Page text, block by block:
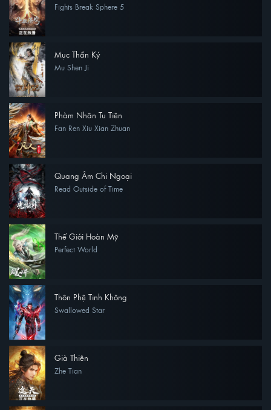
Fights Break Sphere 5
Mục Thần Ký
Mu Shen Ji
Phàm Nhân Tu Tiên
Fan Ren Xiu Xian Zhuan
Quang Âm Chi Ngoại
Read Outside of Time
Thế Giới Hoàn Mỹ
Perfect World
Thôn Phệ Tinh Không
Swallowed Star
Già Thiên
Zhe Tian